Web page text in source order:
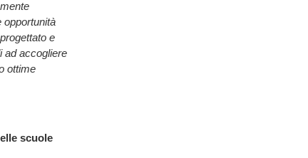
e
ad accogliere
ottime
scuole